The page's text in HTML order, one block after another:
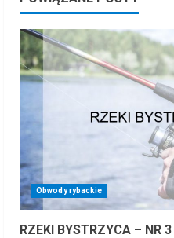
Obwody rybackie
RZEKI BYSTRZYCA – NR 3